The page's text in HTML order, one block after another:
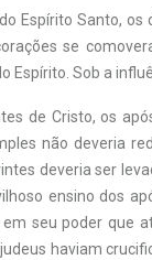
Espírito Santo,
se
Espírito. Sob a
de Cristo, os
não deveria
deveria ser
ensino dos
seu poder que
haviam